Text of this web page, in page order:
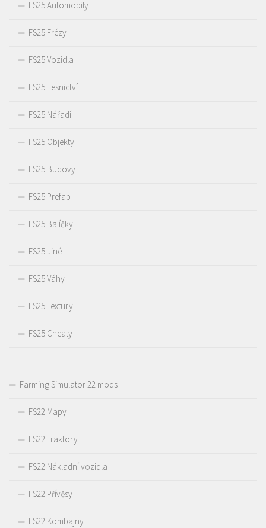
FS25 Automobily
FS25 Frézy
FS25 Vozidla
FS25 Lesnictví
FS25 Nářadí
FS25 Objekty
FS25 Budovy
FS25 Prefab
FS25 Balíčky
FS25 Jiné
FS25 Váhy
FS25 Textury
FS25 Cheaty
Farming Simulator 22 mods
FS22 Mapy
FS22 Traktory
FS22 Nákladní vozidla
FS22 Přívěsy
FS22 Kombajny